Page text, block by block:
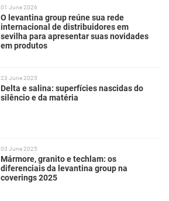
01 June 2026
O levantina group reúne sua rede
internacional de distribuidores em
sevilha para apresentar suas novidades
em produtos
23 June 2025
Delta e salina: superfícies nascidas do
silêncio e da matéria
03 June 2025
Mármore, granito e techlam: os
diferenciais da levantina group na
coverings 2025